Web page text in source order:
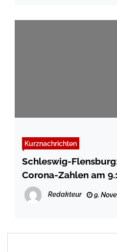
Kurznachrichten
Schleswig-
Corona-Zahlen am
Redakteur 9.